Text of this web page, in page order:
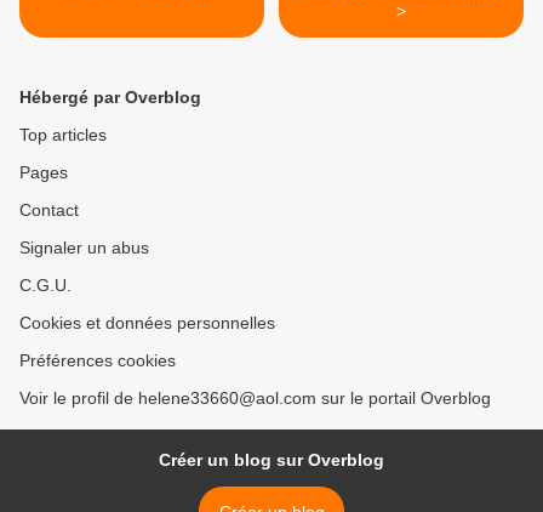
>
Hébergé par Overblog
Top articles
Pages
Contact
Signaler un abus
C.G.U.
Cookies et données personnelles
Préférences cookies
Voir le profil de helene33660@aol.com sur le portail Overblog
Créer un blog sur Overblog